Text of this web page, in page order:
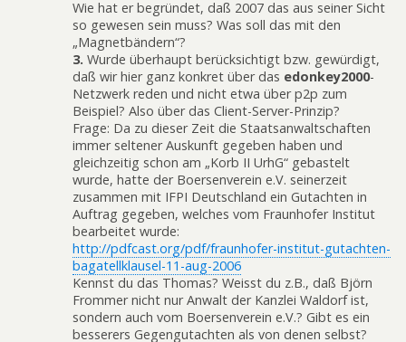
Wie hat er begründet, daß 2007 das aus seiner Sicht
so gewesen sein muss? Was soll das mit den
„Magnetbändern“?
3. Wurde überhaupt berücksichtigt bzw. gewürdigt,
daß wir hier ganz konkret über das edonkey2000-
Netzwerk reden und nicht etwa über p2p zum
Beispiel? Also über das Client-Server-Prinzip?
Frage: Da zu dieser Zeit die Staatsanwaltschaften
immer seltener Auskunft gegeben haben und
gleichzeitig schon am „Korb II UrhG“ gebastelt
wurde, hatte der Boersenverein e.V. seinerzeit
zusammen mit IFPI Deutschland ein Gutachten in
Auftrag gegeben, welches vom Fraunhofer Institut
bearbeitet wurde:
http://pdfcast.org/pdf/fraunhofer-institut-gutachten-
bagatellklausel-11-aug-2006
Kennst du das Thomas? Weisst du z.B., daß Björn
Frommer nicht nur Anwalt der Kanzlei Waldorf ist,
sondern auch vom Boersenverein e.V.? Gibt es ein
besserers Gegengutachten als von denen selbst?